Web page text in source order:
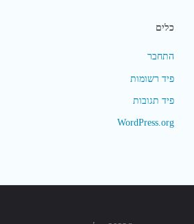
כלים
התחבר
פיד רשומות
פיד תגובות
WordPress.org